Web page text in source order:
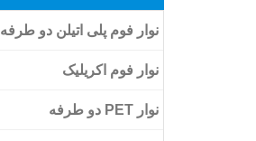
نوار فوم پلی اتیلن دو طرفه
نوار فوم اکریلیک
نوار فوم اکریلیک
نوار PET دو طرفه